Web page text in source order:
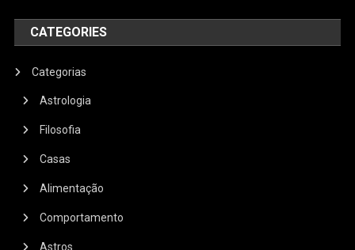
CATEGORIES
Categorias
Astrologia
Filosofia
Casas
Alimentação
Comportamento
Astros